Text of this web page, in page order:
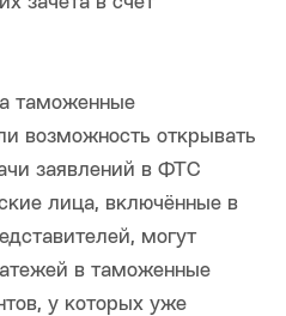
таможенные
возможность открывать
заявлений в ФТС
лица, включённые в
могут
в таможенные
у которых уже